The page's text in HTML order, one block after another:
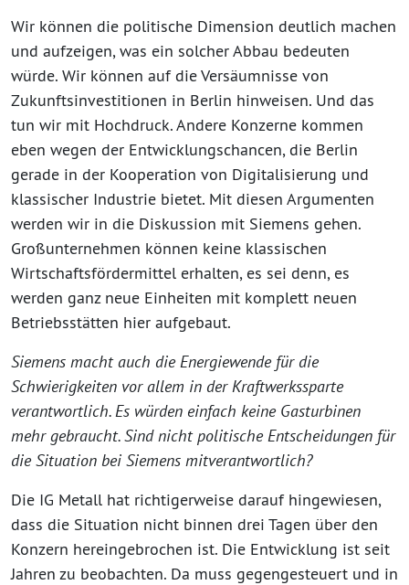
Wir können die politische Dimension deutlich machen
und aufzeigen, was ein solcher Abbau bedeuten
würde. Wir können auf die Versäumnisse von
Zukunftsinvestitionen in Berlin hinweisen. Und das
tun wir mit Hochdruck. Andere Konzerne kommen
eben wegen der Entwicklungschancen, die Berlin
gerade in der Kooperation von Digitalisierung und
klassischer Industrie bietet. Mit diesen Argumenten
werden wir in die Diskussion mit Siemens gehen.
Großunternehmen können keine klassischen
Wirtschaftsfördermittel erhalten, es sei denn, es
werden ganz neue Einheiten mit komplett neuen
Betriebsstätten hier aufgebaut.
Siemens macht auch die Energiewende für die
Schwierigkeiten vor allem in der Kraftwerkssparte
verantwortlich. Es würden einfach keine Gasturbinen
mehr gebraucht. Sind nicht politische Entscheidungen für
die Situation bei Siemens mitverantwortlich?
Die IG Metall hat richtigerweise darauf hingewiesen,
dass die Situation nicht binnen drei Tagen über den
Konzern hereingebrochen ist. Die Entwicklung ist seit
Jahren zu beobachten. Da muss gegengesteuert und in